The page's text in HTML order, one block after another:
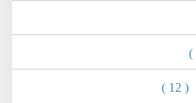
( 12 )